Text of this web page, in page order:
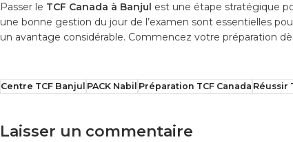
Passer le TCF Canada à Banjul est une étape stratégique
une bonne gestion du jour de l’examen sont essentielles
un avantage considérable. Commencez votre préparation
Centre TCF Banjul PACK Nabil Préparation TCF Canada Réussir
Laisser un commentaire